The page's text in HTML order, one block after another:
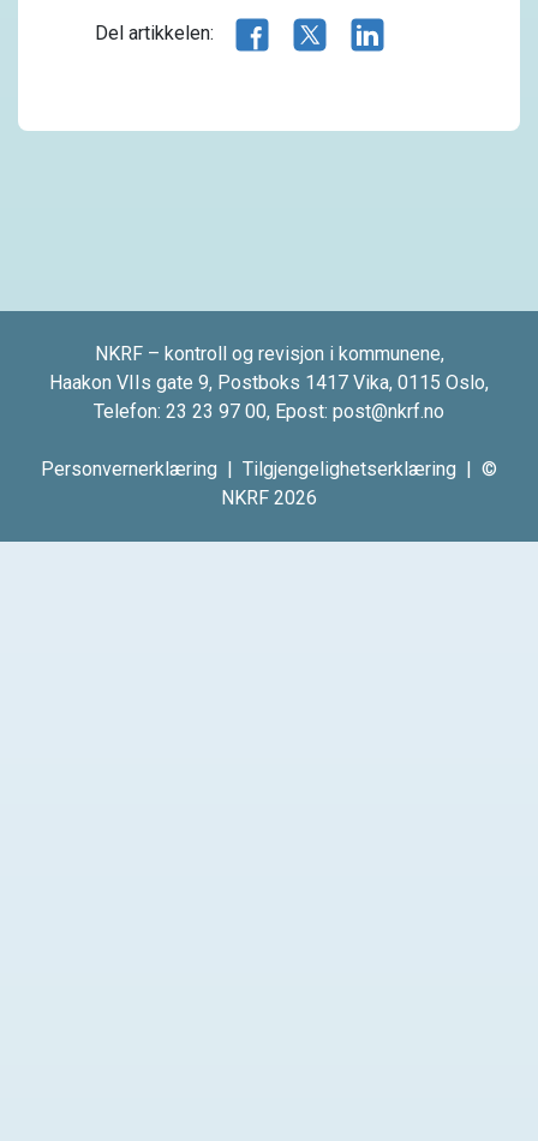
Del artikkelen: Del artikkelen på Facebook
Del artikkelen på X.com
NKRF – kontroll og revisjon i kommunene,
Haakon VIIs gate 9, Postboks 1417 Vika, 0115 Oslo,
Telefon: 23 23 97 00, Epost: post@nkrf.no
Personvernerklæring | Tilgjengelighetserklæring | ©
NKRF 2026